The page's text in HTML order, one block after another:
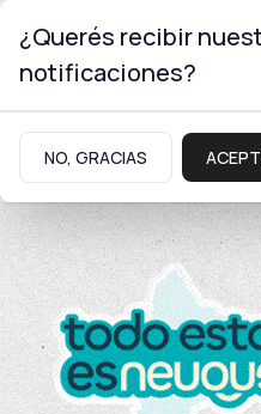
¿Querés recibir
notificaciones?
NO, GRACIAS